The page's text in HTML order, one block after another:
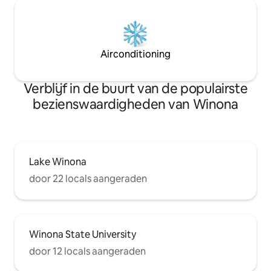
Airconditioning
Verblijf in de buurt van de populairste
bezienswaardigheden van Winona
Lake Winona
door 22 locals aangeraden
Winona State University
door 12 locals aangeraden